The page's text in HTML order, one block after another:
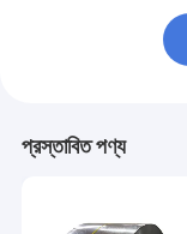
প্রস্তাবিত পণ্য